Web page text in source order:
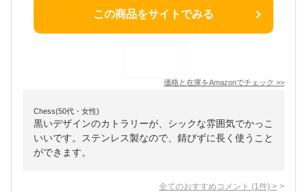
この商品をサイトでみる
価格と在庫をAmazonでチェック >>
Chess(50代・女性)
黒いデザインのカトラリーが、シックな雰囲気でかっこ
いいです。ステンレス製なので、錆びずに長く使うこと
ができます。
全てのおすすめコメント (1 件) >